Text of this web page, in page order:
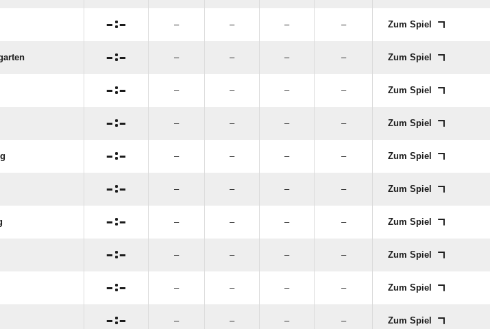
: – – – – Zum Spiel
: – – – – Zum Spiel
: – – – – Zum Spiel
: – – – – Zum Spiel
: – – – – Zum Spiel
: – – – – Zum Spiel
: – – – – Zum Spiel
: – – – – Zum Spiel
: – – – – Zum Spiel
: – – – – Zum Spiel